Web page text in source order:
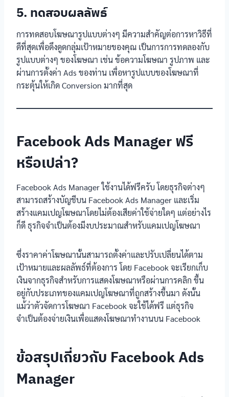
5. ทดสอบผลลัพธ์
การทดสอบโฆษณารูปแบบต่างๆ มีความสำคัญต่อการหาวิธีที่
ดีที่สุดเพื่อดึงดูดกลุ่มเป้าหมายของคุณ เป็นการการทดลองกับ
รูปแบบต่างๆ ของโฆษณา เช่น ข้อความโฆษณา รูปภาพ และ
ผ่านการตั้งค่า Ads ของท่าน เพื่อหารูปแบบของโฆษณาที่
กระตุ้นให้เกิด Conversion มากที่สุด
Facebook Ads Manager ฟรี
หรือเปล่า?
Facebook Ads Manager ใช้งานได้ฟรีครับ โดยธุรกิจต่างๆ
สามารถสร้างบัญชีบน Facebook Ads Manager และเริ่ม
สร้างแคมเปญโฆษณาโดยไม่ต้องเสียค่าใช้จ่ายใดๆ แต่อย่างไร
ก็ดี ธุรกิจจำเป็นต้องมีงบประมาณสำหรับแคมเปญโฆษณา
ซึ่งราคาค่าโฆษณานั้นสามารถตั้งค่าและปรับเปลี่ยนได้ตาม
เป้าหมายและผลลัพธ์ที่ต้องการ โดย Facebook จะเรียกเก็บ
เงินจากธุรกิจสำหรับการแสดงโฆษณาหรือผ่านการคลิก ขึ้น
อยู่กับประเภทของแคมเปญโฆษณาที่ถูกสร้างขึ้นมา ดังนั้น
แม้ว่าตัวจัดการโฆษณา Facebook จะใช้ได้ฟรี แต่ธุรกิจ
จำเป็นต้องจ่ายเงินเพื่อแสดงโฆษณาทำงานบน Facebook
ข้อสรุปเกี่ยวกับ Facebook Ads
Manager